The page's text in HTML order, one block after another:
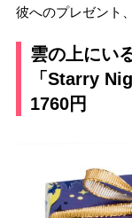
彼へのプレゼント
雲の上にい
「Starry
1760円